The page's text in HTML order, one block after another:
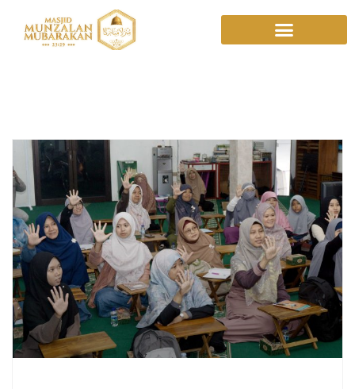
Wakaf Tenaga